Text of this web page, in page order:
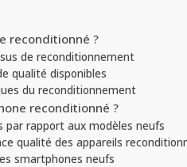
reconditionné ?
de reconditionnement
qualité disponibles
du reconditionnement
reconditionné ?
par rapport aux modèles neufs
qualité des appareils
smartphones neufs